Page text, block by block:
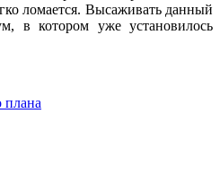
ломается. Высаживать данный
в котором уже установилось
плана